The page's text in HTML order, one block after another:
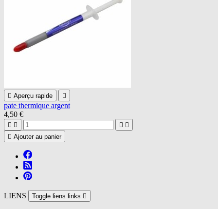
 Aperçu rapide 
pate thermique argent
4,50 €
   
 Ajouter au panier
LIENS Toggle liens links 